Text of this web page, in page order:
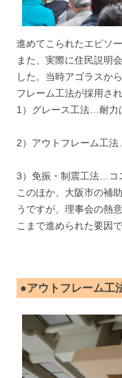
進めてこられたエピソ
また、実際に住民説明
した。当時アゴラスか
フレーム工法が採用さ
1）グレース工法…耐力
2）アウトフレーム工
3）免振・制震工法…コ
このほか、大阪市の補
うですが、理事会の熱
こまで進められた要因
●アウトフレーム工